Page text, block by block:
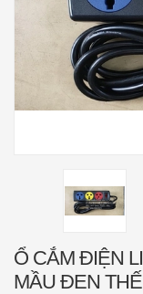
Ổ CẮM ĐIỆN
MẦU ĐEN